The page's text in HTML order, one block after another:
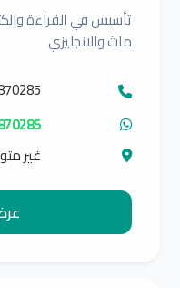
تأسيس في القراءة
ماث والانجليزي
غير